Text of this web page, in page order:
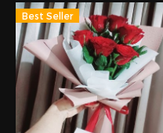
Best Seller